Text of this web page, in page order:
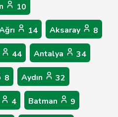
10
14 Aksaray 8
44 Antalya 34
8 Aydın 32
4 Batman 9